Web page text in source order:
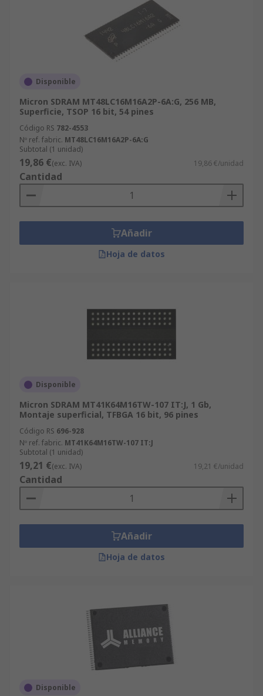
Disponible
Micron SDRAM MT48LC16M16A2P-6A:G, 256 MB,
Superficie, TSOP 16 bit, 54 pines
Código RS 782-4553
Nº ref. fabric. MT48LC16M16A2P-6A:G
Subtotal (1 unidad)
19,86 €(exc. IVA) 19,86 €/unidad
Cantidad
Añadir
Hoja de datos
Disponible
Micron SDRAM MT41K64M16TW-107 IT:J, 1 Gb,
Montaje superficial, TFBGA 16 bit, 96 pines
Código RS 696-928
Nº ref. fabric. MT41K64M16TW-107 IT:J
Subtotal (1 unidad)
19,21 €(exc. IVA) 19,21 €/unidad
Cantidad
Añadir
Hoja de datos
Disponible